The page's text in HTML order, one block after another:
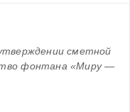
сметной
фонтана «Миру —